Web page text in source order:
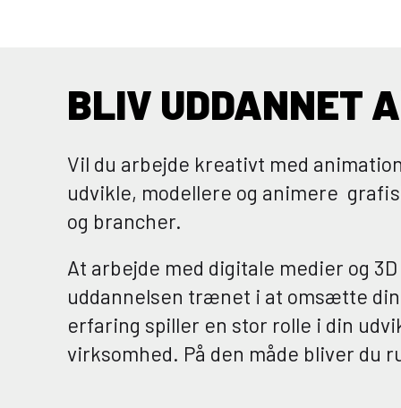
BLIV UDDANNET
Vil du arbejde kreativt med
udvikle, modellere og animere
og brancher.
At arbejde med digitale medier og
uddannelsen trænet i at omsætte
erfaring spiller en stor rolle i din
virksomhed. På den måde bliver du